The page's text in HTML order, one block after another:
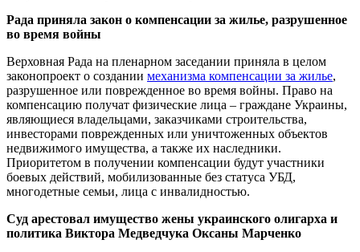
Рада приняла закон о компенсации за жилье, разрушенное
во время войны
Верховная Рада на пленарном заседании приняла в целом
законопроект о создании механизма компенсации за жилье,
разрушенное или поврежденное во время войны. Право на
компенсацию получат физические лица – граждане Украины,
являющиеся владельцами, заказчиками строительства,
инвесторами поврежденных или уничтоженных объектов
недвижимого имущества, а также их наследники.
Приоритетом в получении компенсации будут участники
боевых действий, мобилизованные без статуса УБД,
многодетные семьи, лица с инвалидностью.
Суд арестовал имущество жены украинского олигарха и
политика Виктора Медведчука Оксаны Марченко